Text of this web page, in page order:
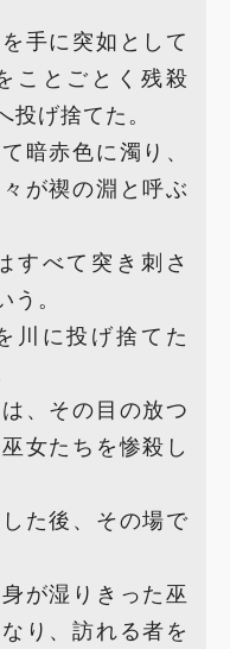
手に突如として
ことごとく残殺
投げ捨てた。
暗赤色に濁り、
が禊の淵と呼ぶ
すべて突き刺さ
う。
川に投げ捨てた
、その目の放つ
女たちを惨殺し
た後、その場で
が湿りきった巫
り、訪れる者を